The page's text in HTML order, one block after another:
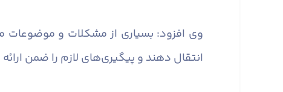
وی افزود: بسیاری از مشکلات و موضوعات
انتقال دهند و پیگیری‌های لازم را ضمن